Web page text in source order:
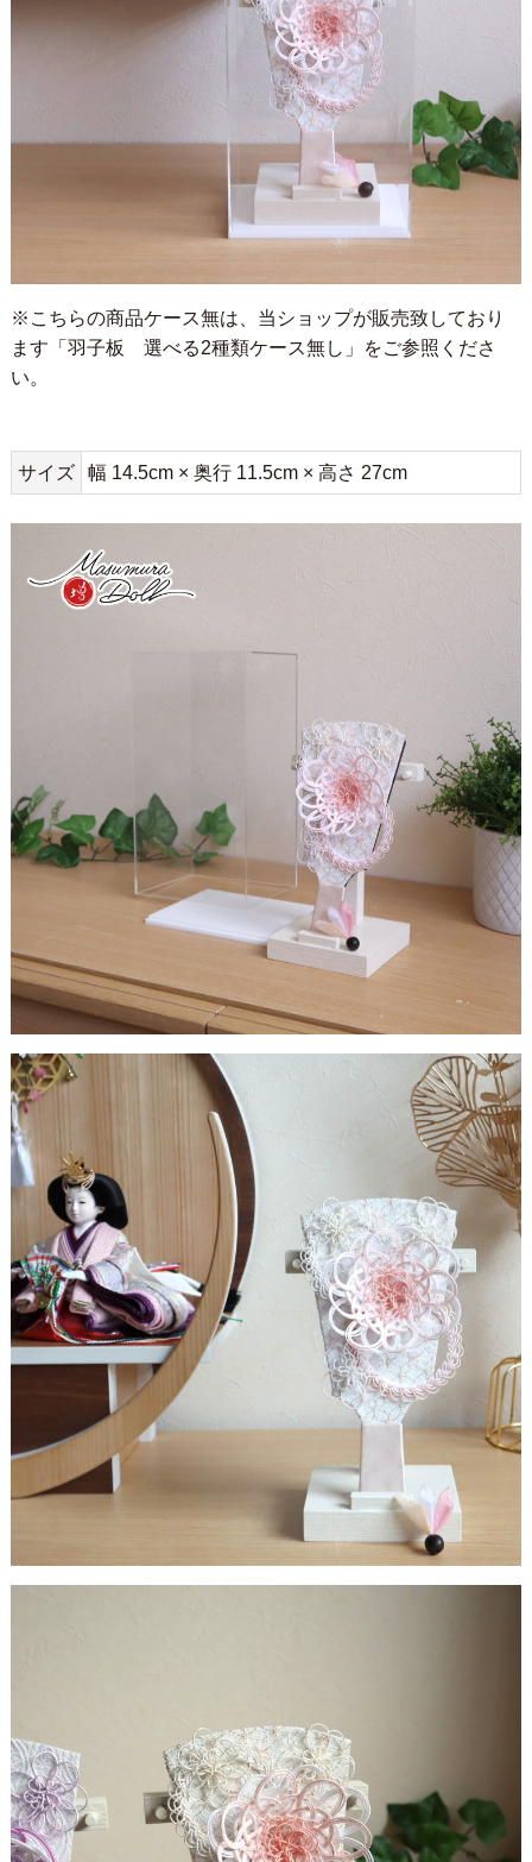
※こちらの商品ケース無は、当ショップが販売致しており
ます 「羽子板 選べる2種類ケース無し」
をご参照くださ
い。
サイズ 幅 14.5cm × 奥行 11.5cm × 高さ 27cm